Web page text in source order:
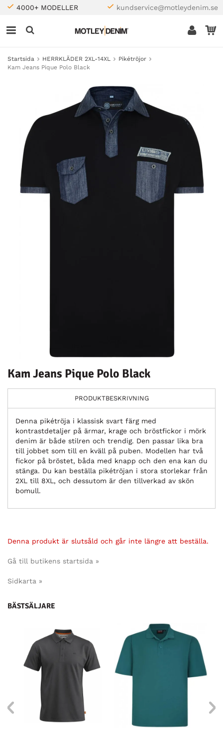
4000+ MODELLER kundservice@motleydenim.se
Startsida HERRKLÄDER 2XL-14XL
Pikétröjor
Kam Jeans Pique Polo Black
Kam Jeans Pique Polo Black
PRODUKTBESKRIVNING
Denna pikétröja i klassisk svart färg med
kontrastdetaljer på ärmar, krage och bröstfickor i mörk
denim är både stilren och trendig. Den passar lika bra
till jobbet som till en kväll på puben. Modellen har två
fickor på bröstet, båda med knapp och den ena kan du
stänga. Du kan beställa pikétröjan i stora storlekar från
2XL till 8XL, och dessutom är den tillverkad av skön
bomull.
Denna produkt är slutsåld och går inte längre att beställa.
Gå till butikens startsida »
Sidkarta »
BÄSTSÄLJARE